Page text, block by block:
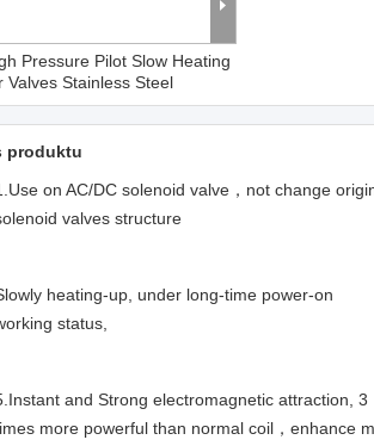
Pressure Pilot Slow Heating
Valves Stainless Steel
produktu
on AC/DC solenoid valve，not change
valves structure
heating-up, under long-time power-on
status,
and Strong electromagnetic attraction, 3
more powerful than normal coil，enhance